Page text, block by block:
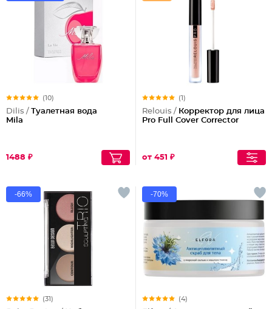
(10)
Dilis / Туалетная вода
Mila
1488 ₽
(1)
Relouis / Корректор для лица
Pro Full Cover Corrector
от 451 ₽
-66%
(31)
-70%
(4)